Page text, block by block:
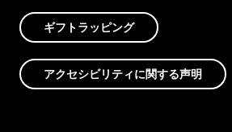
ギフトラッピング
アクセシビリティに関する声明